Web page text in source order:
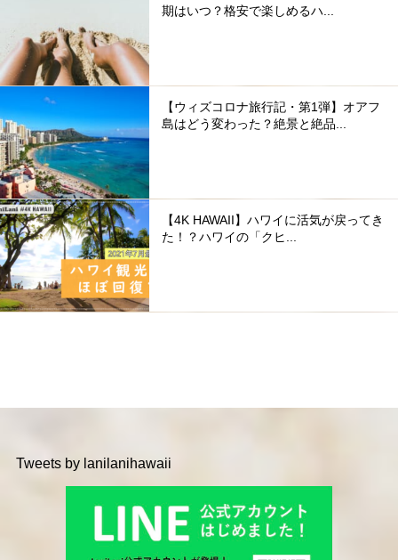
期はいつ？格安で楽しめるハ...
【ウィズコロナ旅行記・第1弾】オアフ
島はどう変わった？絶景と絶品...
【4K HAWAII】ハワイに活気が戻ってき
た！？ハワイの「クヒ...
Tweets by lanilanihawaii